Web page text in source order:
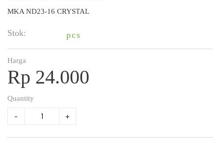
MKA ND23-16 CRYSTAL
Stok: pcs
Harga
Rp 24.000
Quantity
- +